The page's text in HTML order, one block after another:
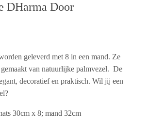
DHarma Door
geleverd met 8 in een mand. Ze
van natuurlijke palmvezel. De
decoratief en praktisch. Wil jij een
30cm x 8; mand 32cm